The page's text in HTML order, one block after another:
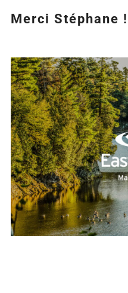
Merci Stéphane !
Agrandir
l&apos;image